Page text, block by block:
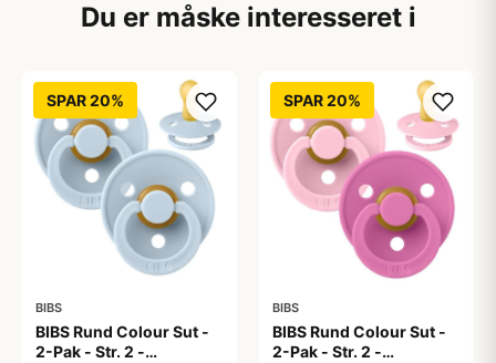
Du er måske interesseret i
SPAR 20%
BIBS
BIBS Rund Colour Sut -
2-Pak - Str. 2 -
SPAR 20%
BIBS
BIBS Rund Colour Sut -
2-Pak - Str. 2 -